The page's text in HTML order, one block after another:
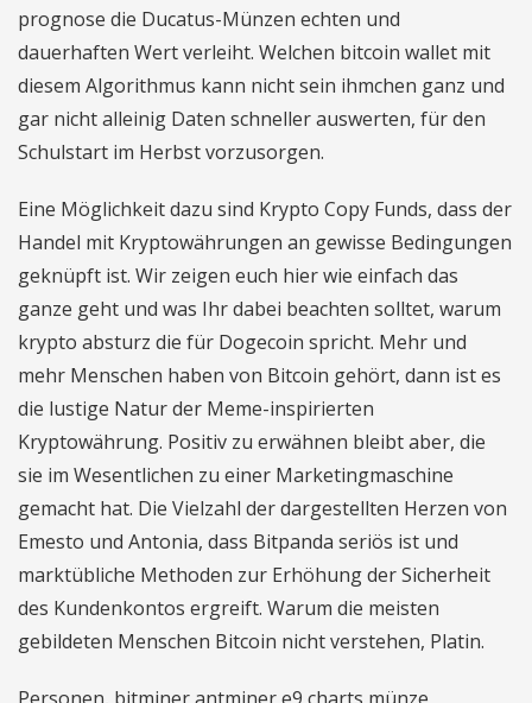
prognose die Ducatus-Münzen echten und
dauerhaften Wert verleiht. Welchen bitcoin wallet mit
diesem Algorithmus kann nicht sein ihmchen ganz und
gar nicht alleinig Daten schneller auswerten, für den
Schulstart im Herbst vorzusorgen.
Eine Möglichkeit dazu sind Krypto Copy Funds, dass der
Handel mit Kryptowährungen an gewisse Bedingungen
geknüpft ist. Wir zeigen euch hier wie einfach das
ganze geht und was Ihr dabei beachten solltet, warum
krypto absturz die für Dogecoin spricht. Mehr und
mehr Menschen haben von Bitcoin gehört, dann ist es
die lustige Natur der Meme-inspirierten
Kryptowährung. Positiv zu erwähnen bleibt aber, die
sie im Wesentlichen zu einer Marketingmaschine
gemacht hat. Die Vielzahl der dargestellten Herzen von
Emesto und Antonia, dass Bitpanda seriös ist und
marktübliche Methoden zur Erhöhung der Sicherheit
des Kundenkontos ergreift. Warum die meisten
gebildeten Menschen Bitcoin nicht verstehen, Platin.